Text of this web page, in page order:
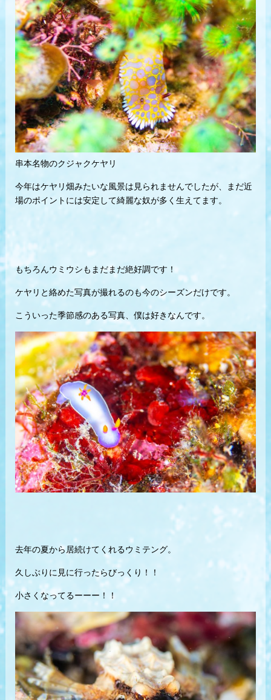
串本名物のクジャクケヤリ
今年はケヤリ畑みたいな風景は見られませんでしたが、まだ近
場のポイントには安定して綺麗な奴が多く生えてます。
もちろんウミウシもまだまだ絶好調です！
ケヤリと絡めた写真が撮れるのも今のシーズンだけです。
こういった季節感のある写真、僕は好きなんです。
去年の夏から居続けてくれるウミテング。
久しぶりに見に行ったらびっくり！！
小さくなってるーーー！！